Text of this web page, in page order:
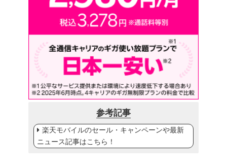
参考記事
楽天モバイルのセール・キャンペーンや最新
ニュース記事はこちら！